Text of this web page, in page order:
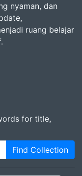
nyaman, dan
ruang belajar
for title,
Find Collection